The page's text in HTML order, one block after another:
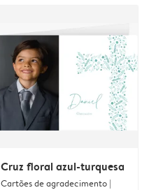
Cruz floral azul-turquesa
Cartões de agradecimento |